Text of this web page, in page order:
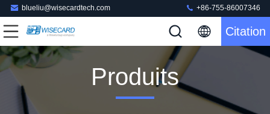
blueliu@wisecardtech.com +86-755-86007346
Citation
Produits